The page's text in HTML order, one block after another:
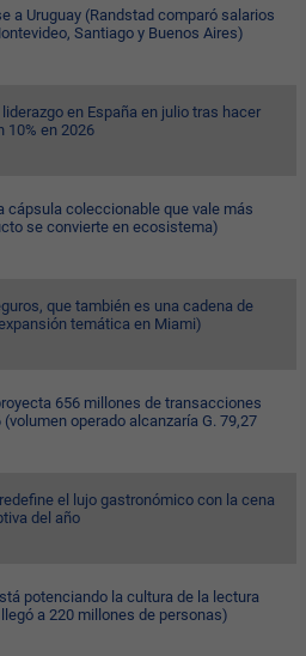
a Uruguay (Randstad comparó salarios
Santiago y Buenos Aires)
en España en julio tras hacer
10% en 2026
cápsula coleccionable que vale más
se convierte en ecosistema)
que también es una cadena de
temática en Miami)
656 millones de transacciones
operado alcanzaría G. 79,27
el lujo gastronómico con la cena
del año
potenciando la cultura de la lectura
a 220 millones de personas)